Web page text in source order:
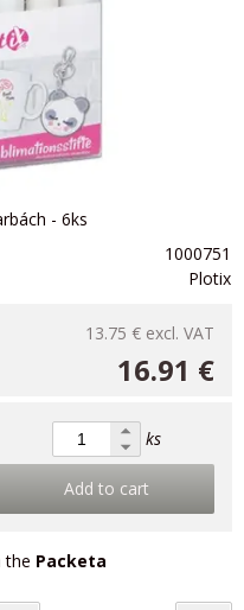
- 6ks
1000751
Plotix
13.75 € excl. VAT
16.91 €
ks
Add to cart
the Packeta